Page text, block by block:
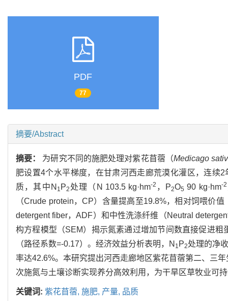
PDF
77
摘要/Abstract
摘要： 为研究不同的施肥处理对紫花苜蓿（Medicago
肥设置4个水平梯度，在甘肃河西走廊荒漠化灌区，连续
质，其中N 1 P2 处理（N 103.5 kg·hm-2 ，P2O5 90 kg·hm-2
（Crude protein，CP）含量提高至19.8%，相对饲喂价
detergent fiber，ADF）和中性洗涤纤维（Neutral
构方程模型（SEM）揭示氮素通过增加节间数直接促进
（路径系数=-0.17）。经济效益分析表明，N 1 P2处理的净
率达42.6%。本研究提出河西走廊地区紫花苜蓿第二、三
次施氮与土壤诊断实现养分高效利用，为干旱区草牧业可
关键词: 紫花苜蓿, 施肥, 产量, 品质